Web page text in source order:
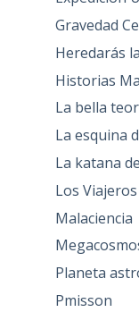
Gravedad
Heredarás
Historias
La bella
La esquina
La katana
Los
Malaciencia
Planeta
Pmisson